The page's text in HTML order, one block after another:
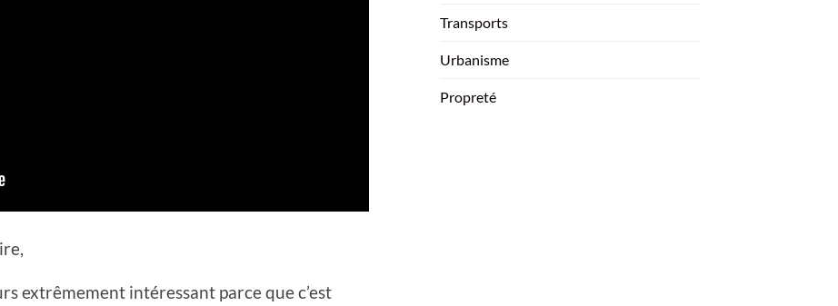
extrêmement intéressant parce que c’est
Transports
Urbanisme
Propreté